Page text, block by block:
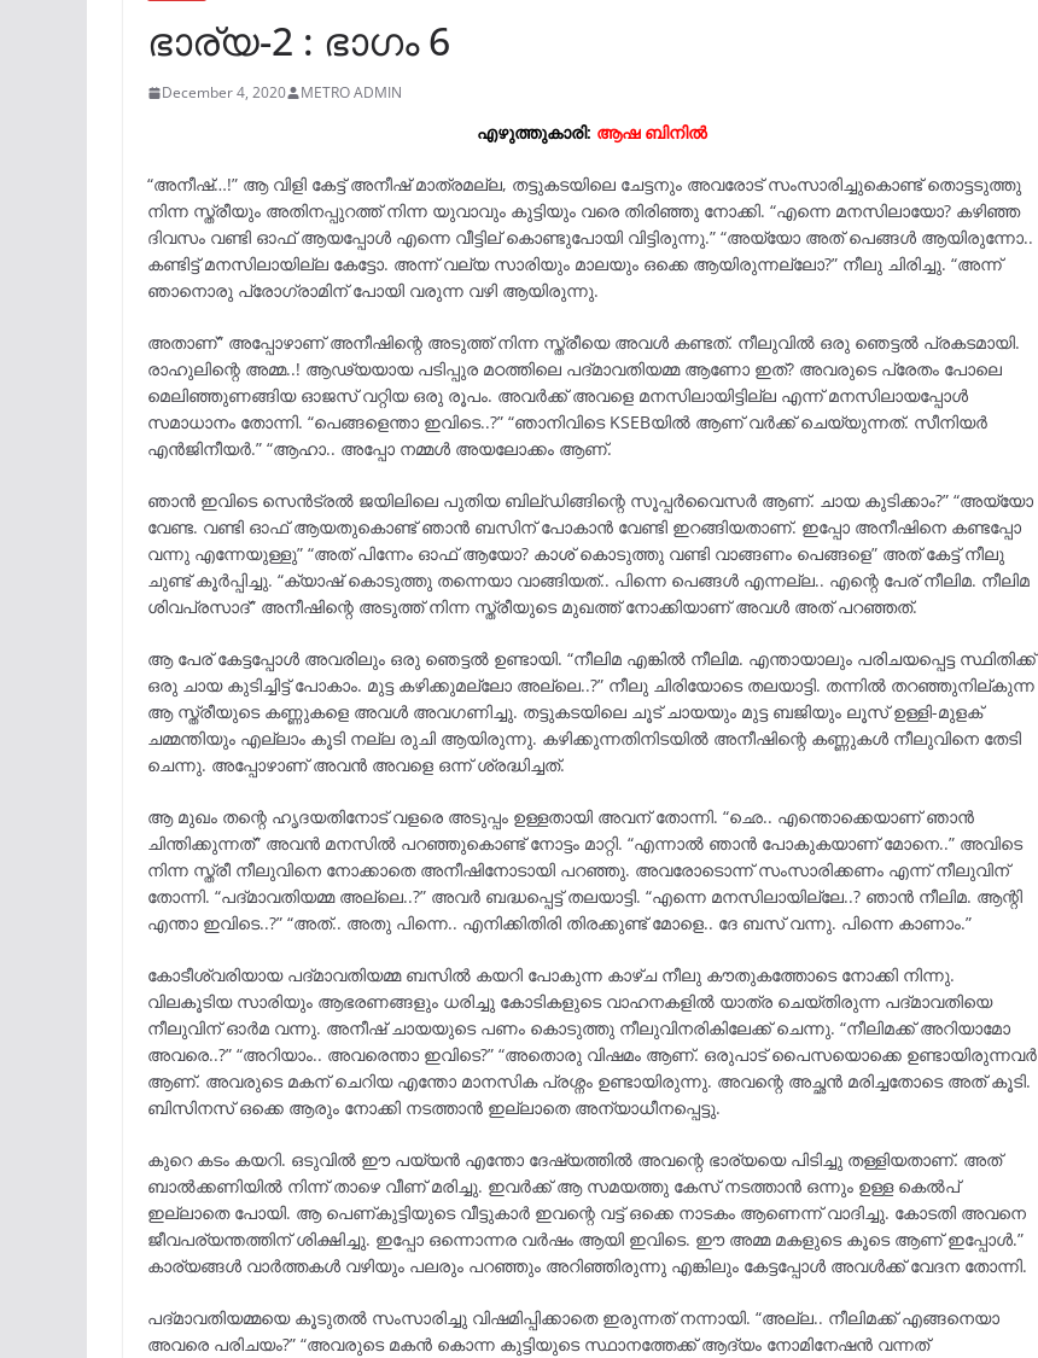
ഭാര്യ-2 : ഭാഗം 6
December 4, 2020 METRO ADMIN
എഴുത്തുകാരി: ആഷ ബിനിൽ
“അനീഷ്…!” ആ വിളി കേട്ട് അനീഷ് മാത്രമല്ല, തട്ടുകടയിലെ ചേട്ടനും അവരോട് സംസാരിച്ചുകൊണ്ട് തൊട്ടടുത്തു
നിന്ന സ്ത്രീയും അതിനപ്പുറത്ത് നിന്ന യുവാവും കുട്ടിയും വരെ തിരിഞ്ഞു നോക്കി. “എന്നെ മനസിലായോ? കഴിഞ്ഞ
ദിവസം വണ്ടി ഓഫ് ആയപ്പോൾ എന്നെ വീട്ടില് കൊണ്ടുപോയി വിട്ടിരുന്നു.” “അയ്യോ അത് പെങ്ങൾ ആയിരുന്നോ..
കണ്ടിട്ട് മനസിലായില്ല കേട്ടോ. അന്ന് വല്യ സാരിയും മാലയും ഒക്കെ ആയിരുന്നല്ലോ?” നീലു ചിരിച്ചു. “അന്ന്
ഞാനൊരു പ്രോഗ്രാമിന് പോയി വരുന്ന വഴി ആയിരുന്നു.
അതാണ്” അപ്പോഴാണ് അനീഷിന്റെ അടുത്ത് നിന്ന സ്ത്രീയെ അവൾ കണ്ടത്. നീലുവിൽ ഒരു ഞെട്ടൽ പ്രകടമായി.
രാഹുലിന്റെ അമ്മ..! ആഢ്യയായ പടിപ്പുര മഠത്തിലെ പദ്മാവതിയമ്മ ആണോ ഇത്? അവരുടെ പ്രേതം പോലെ
മെലിഞ്ഞുണങ്ങിയ ഓജസ് വറ്റിയ ഒരു രൂപം. അവർക്ക് അവളെ മനസിലായിട്ടില്ല എന്ന് മനസിലായപ്പോൾ
സമാധാനം തോന്നി. “പെങ്ങളെന്താ ഇവിടെ..?” “ഞാനിവിടെ KSEBയിൽ ആണ് വർക്ക് ചെയ്യുന്നത്. സീനിയർ
എൻജിനീയർ.” “ആഹാ.. അപ്പോ നമ്മൾ അയലോക്കം ആണ്.
ഞാൻ ഇവിടെ സെൻട്രൽ ജയിലിലെ പുതിയ ബില്ഡിങ്ങിന്റെ സൂപ്പർവൈസർ ആണ്. ചായ കുടിക്കാം?” “അയ്യോ
വേണ്ട. വണ്ടി ഓഫ് ആയതുകൊണ്ട് ഞാൻ ബസിന് പോകാൻ വേണ്ടി ഇറങ്ങിയതാണ്. ഇപ്പോ അനീഷിനെ കണ്ടപ്പോ
വന്നു എന്നേയുള്ളു” “അത് പിന്നേം ഓഫ് ആയോ? കാശ് കൊടുത്തു വണ്ടി വാങ്ങണം പെങ്ങളെ” അത് കേട്ട് നീലു
ചുണ്ട് കൂർപ്പിച്ചു. “ക്യാഷ് കൊടുത്തു തന്നെയാ വാങ്ങിയത്.. പിന്നെ പെങ്ങൾ എന്നല്ല.. എന്റെ പേര് നീലിമ. നീലിമ
ശിവപ്രസാദ്” അനീഷിന്റെ അടുത്ത് നിന്ന സ്ത്രീയുടെ മുഖത്ത് നോക്കിയാണ് അവൾ അത് പറഞ്ഞത്.
ആ പേര് കേട്ടപ്പോൾ അവരിലും ഒരു ഞെട്ടൽ ഉണ്ടായി. “നീലിമ എങ്കിൽ നീലിമ. എന്തായാലും പരിചയപ്പെട്ട സ്ഥിതിക്ക്
ഒരു ചായ കുടിച്ചിട്ട് പോകാം. മുട്ട കഴിക്കുമല്ലോ അല്ലെ..?” നീലു ചിരിയോടെ തലയാട്ടി. തന്നിൽ തറഞ്ഞുനില്കുന്ന
ആ സ്ത്രീയുടെ കണ്ണുകളെ അവൾ അവഗണിച്ചു. തട്ടുകടയിലെ ചൂട് ചായയും മുട്ട ബജിയും ലൂസ് ഉള്ളി-മുളക്
ചമ്മന്തിയും എല്ലാം കൂടി നല്ല രുചി ആയിരുന്നു. കഴിക്കുന്നതിനിടയിൽ അനീഷിന്റെ കണ്ണുകൾ നീലുവിനെ തേടി
ചെന്നു. അപ്പോഴാണ് അവൻ അവളെ ഒന്ന് ശ്രദ്ധിച്ചത്.
ആ മുഖം തന്റെ ഹൃദയതിനോട് വളരെ അടുപ്പം ഉള്ളതായി അവന് തോന്നി. “ഛെ.. എന്തൊക്കെയാണ് ഞാൻ
ചിന്തിക്കുന്നത്” അവൻ മനസിൽ പറഞ്ഞുകൊണ്ട് നോട്ടം മാറ്റി. “എന്നാൽ ഞാൻ പോകുകയാണ് മോനെ..” അവിടെ
നിന്ന സ്ത്രീ നീലുവിനെ നോക്കാതെ അനീഷിനോടായി പറഞ്ഞു. അവരോടൊന്ന് സംസാരിക്കണം എന്ന് നീലുവിന്
തോന്നി. “പദ്മാവതിയമ്മ അല്ലെ..?” അവർ ബദ്ധപ്പെട്ട് തലയാട്ടി. “എന്നെ മനസിലായില്ലേ..? ഞാൻ നീലിമ. ആന്റി
എന്താ ഇവിടെ..?” “അത്.. അതു പിന്നെ.. എനിക്കിതിരി തിരക്കുണ്ട് മോളെ.. ദേ ബസ് വന്നു. പിന്നെ കാണാം.”
കോടീശ്വരിയായ പദ്മാവതിയമ്മ ബസിൽ കയറി പോകുന്ന കാഴ്ച നീലു കൗതുകത്തോടെ നോക്കി നിന്നു.
വിലകൂടിയ സാരിയും ആഭരണങ്ങളും ധരിച്ചു കോടികളുടെ വാഹനകളിൽ യാത്ര ചെയ്തിരുന്ന പദ്മാവതിയെ
നീലുവിന് ഓർമ വന്നു. അനീഷ് ചായയുടെ പണം കൊടുത്തു നീലുവിനരികിലേക്ക് ചെന്നു. “നീലിമക്ക് അറിയാമോ
അവരെ..?” “അറിയാം.. അവരെന്താ ഇവിടെ?” “അതൊരു വിഷമം ആണ്. ഒരുപാട് പൈസയൊക്കെ ഉണ്ടായിരുന്നവർ
ആണ്. അവരുടെ മകന് ചെറിയ എന്തോ മാനസിക പ്രശ്നം ഉണ്ടായിരുന്നു. അവന്റെ അച്ഛൻ മരിച്ചതോടെ അത് കൂടി.
ബിസിനസ് ഒക്കെ ആരും നോക്കി നടത്താൻ ഇല്ലാതെ അന്യാധീനപ്പെട്ടു.
കുറെ കടം കയറി. ഒടുവിൽ ഈ പയ്യൻ എന്തോ ദേഷ്യത്തിൽ അവന്റെ ഭാര്യയെ പിടിച്ചു തള്ളിയതാണ്. അത്
ബാൽക്കണിയിൽ നിന്ന് താഴെ വീണ് മരിച്ചു. ഇവർക്ക് ആ സമയത്തു കേസ് നടത്താൻ ഒന്നും ഉള്ള കെൽപ്
ഇല്ലാതെ പോയി. ആ പെണ്കുട്ടിയുടെ വീട്ടുകാർ ഇവന്റെ വട്ട് ഒക്കെ നാടകം ആണെന്ന് വാദിച്ചു. കോടതി അവനെ
ജീവപര്യന്തത്തിന് ശിക്ഷിച്ചു. ഇപ്പോ ഒന്നൊന്നര വർഷം ആയി ഇവിടെ. ഈ അമ്മ മകളുടെ കൂടെ ആണ് ഇപ്പോൾ.”
കാര്യങ്ങൾ വാർത്തകൾ വഴിയും പലരും പറഞ്ഞും അറിഞ്ഞിരുന്നു എങ്കിലും കേട്ടപ്പോൾ അവൾക്ക് വേദന തോന്നി.
പദ്മാവതിയമ്മയെ കൂടുതൽ സംസാരിച്ചു വിഷമിപ്പിക്കാതെ ഇരുന്നത് നന്നായി. “അല്ല.. നീലിമക്ക് എങ്ങനെയാ
അവരെ പരിചയം?” “അവരുടെ മകൻ കൊന്ന കുട്ടിയുടെ സ്ഥാനത്തേക്ക് ആദ്യം നോമിനേഷൻ വന്നത്